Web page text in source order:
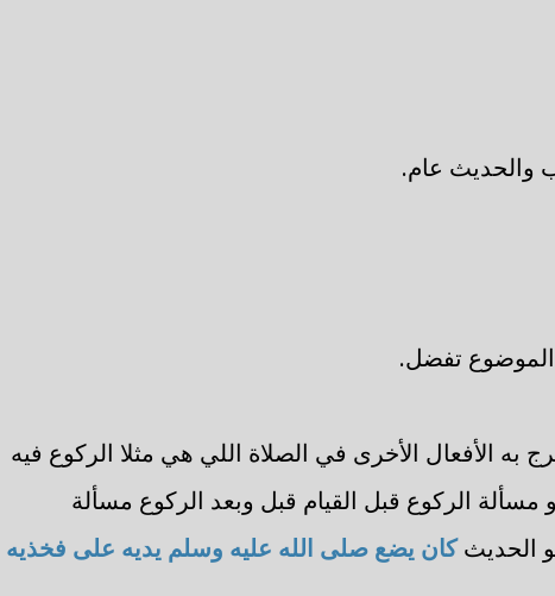
والحديث عام.
الموضوع تفضل.
به الأفعال الأخرى في الصلاة اللي هي مثلا الركوع فيه
الركوع قبل القيام قبل وبعد الركوع مسألة
الحديثكان يضع صلى الله عليه وسلم يديه على فخذيه